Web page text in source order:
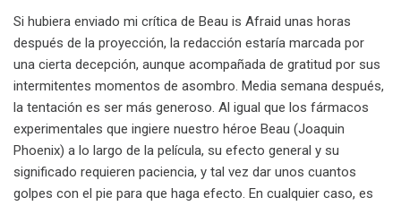
Si hubiera enviado mi crítica de Beau is Afraid unas horas
después de la proyección, la redacción estaría marcada por
una cierta decepción, aunque acompañada de gratitud por sus
intermitentes momentos de asombro. Media semana después,
la tentación es ser más generoso. Al igual que los fármacos
experimentales que ingiere nuestro héroe Beau (Joaquin
Phoenix) a lo largo de la película, su efecto general y su
significado requieren paciencia, y tal vez dar unos cuantos
golpes con el pie para que haga efecto. En cualquier caso, es